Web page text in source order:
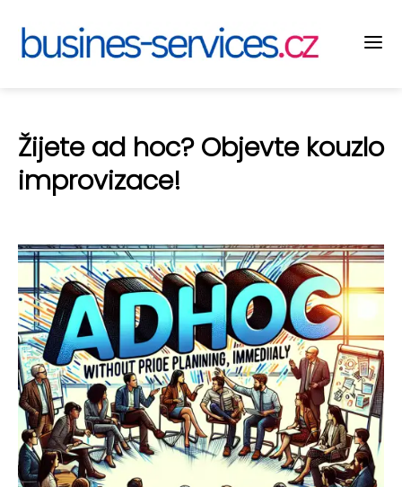
Žijete ad hoc? Objevte kouzlo
improvizace!